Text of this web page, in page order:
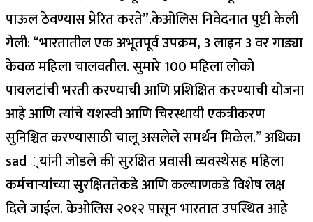
पाऊल ठेवण्यास प्रेरित करते”.केओलिस निवेदनात पुष्टी केली
गेली: “भारतातील एक अभूतपूर्व उपक्रम, 3 लाइन 3 वर गाड्या
केवळ महिला चालवतील. सुमारे 100 महिला लोको
पायलटांची भरती करण्याची आणि प्रशिक्षित करण्याची योजना
आहे आणि त्यांचे यशस्वी आणि चिरस्थायी एकत्रीकरण
सुनिश्चित करण्यासाठी चालू असलेले समर्थन मिळेल.”अधिका
sad ्यांनी जोडले की सुरक्षित प्रवासी व्यवस्थेसह महिला
कर्मचार्‍यांच्या सुरक्षिततेकडे आणि कल्याणकडे विशेष लक्ष
दिले जाईल.केओलिस २०१२ पासून भारतात उपस्थित आहे